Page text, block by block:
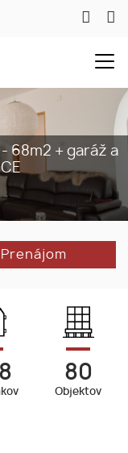
68m2 + garáž a
Prenájom
80
Objektov